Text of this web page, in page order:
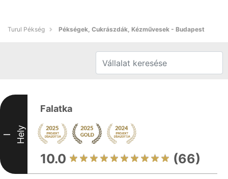
Turul Pékség Pékségek, Cukrászdák, Kézművesek - Budapest
I Hely
Falatka
10.0 (66)